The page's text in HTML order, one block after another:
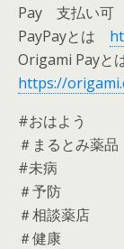
Pay 支払い可
PayPayとは
Origami Payと
https://
#おはよう
＃まるとみ薬品
#未病
＃予防
＃相談薬店
＃健康